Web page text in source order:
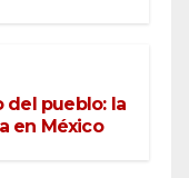
del pueblo: la
en México